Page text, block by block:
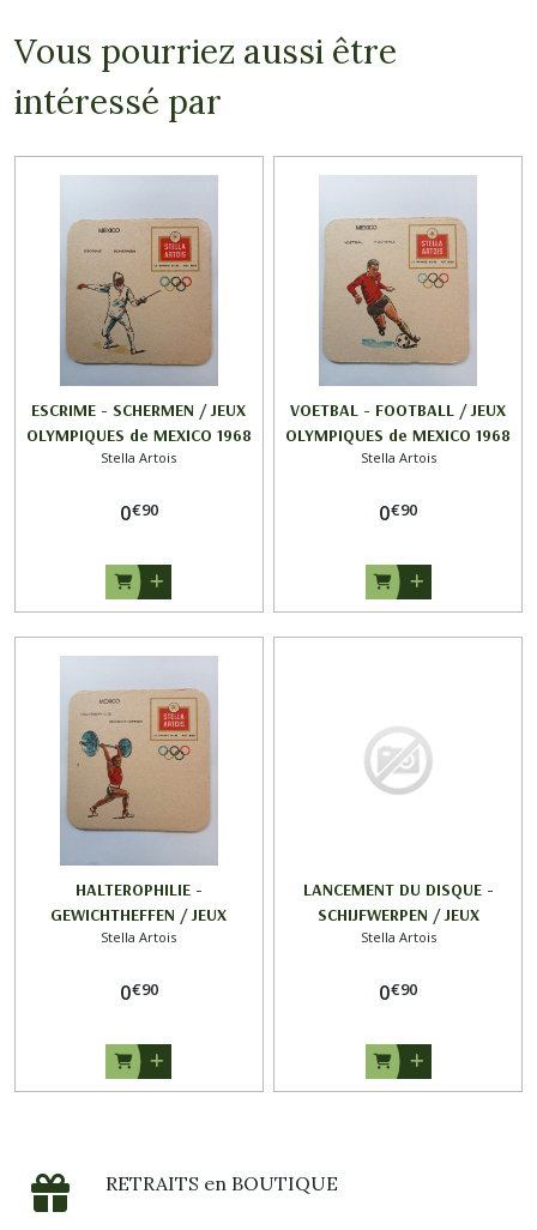
Vous pourriez aussi être
intéressé par
ESCRIME - SCHERMEN / JEUX
OLYMPIQUES de MEXICO 1968
/ STELLA ARTOIS
Stella Artois
0€90
VOETBAL - FOOTBALL / JEUX
OLYMPIQUES de MEXICO 1968
/ STELLA ARTOIS
Stella Artois
0€90
HALTEROPHILIE -
GEWICHTHEFFEN / JEUX
OLYMPIQUES de MEXICO 1968
Stella Artois
0€90
LANCEMENT DU DISQUE -
SCHIJFWERPEN / JEUX
OLYMPIQUES de MEXICO 1968
Stella Artois
0€90
RETRAITS en BOUTIQUE